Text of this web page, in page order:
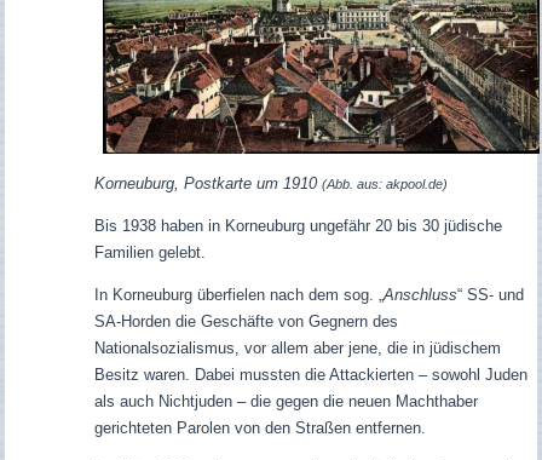
Korneuburg, Postkarte um 1910 (Abb. aus: akpool.de)
Bis 1938 haben in Korneuburg ungefähr 20 bis 30 jüdische
Familien gelebt.
In Korneuburg überfielen nach dem sog. „Anschluss“ SS- und
SA-Horden die Geschäfte von Gegnern des
Nationalsozialismus, vor allem aber jene, die in jüdischem
Besitz waren. Dabei mussten die Attackierten – sowohl Juden
als auch Nichtjuden – die gegen die neuen Machthaber
gerichteten Parolen von den Straßen entfernen.